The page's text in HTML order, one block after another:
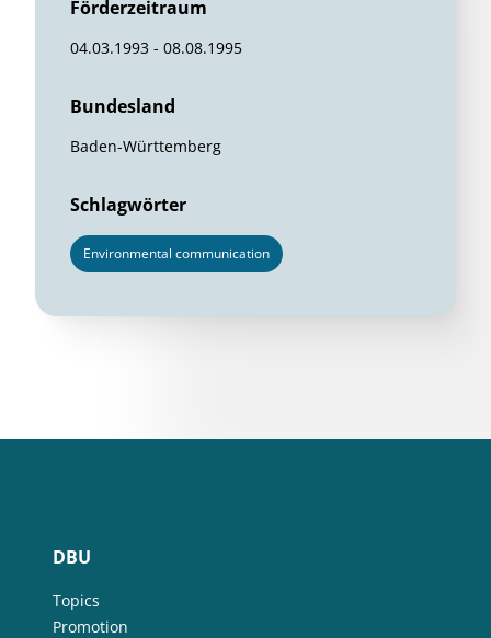
Förderzeitraum
04.03.1993 - 08.08.1995
Bundesland
Baden-Württemberg
Schlagwörter
Environmental communication
DBU
Topics
Promotion